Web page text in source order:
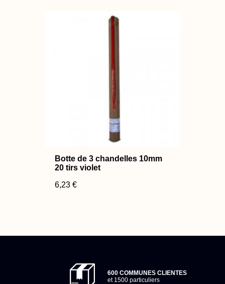
Botte de 3 chandelles 10mm
20 tirs violet
6,23 €
600 COMMUNES CLIENTES
et 1500 particuliers